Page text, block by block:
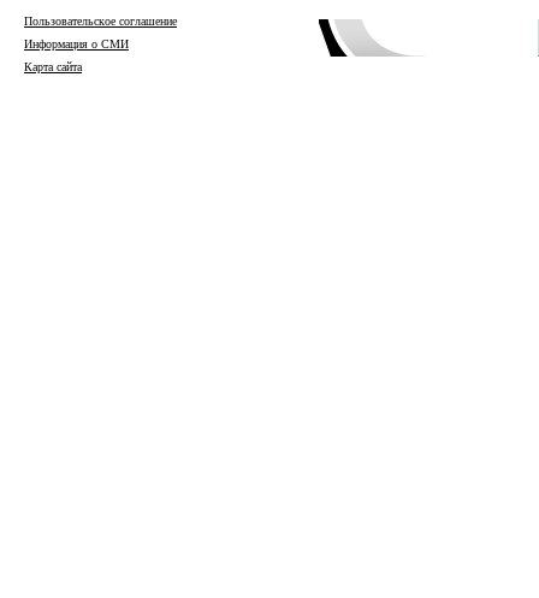
Пользовательское соглашение
Информация о СМИ
Карта сайта